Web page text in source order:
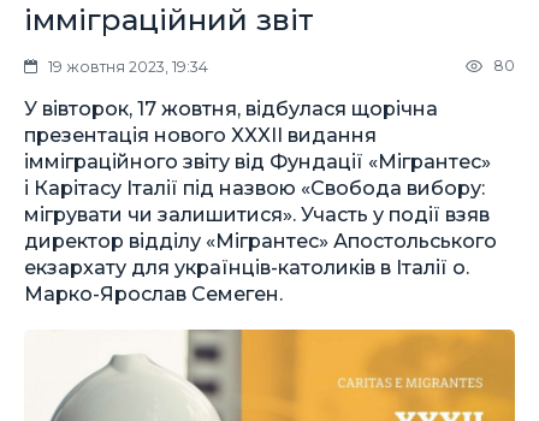
імміграційний звіт
19 жовтня 2023, 19:34 80
У вівторок, 17 жовтня, відбулася щорічна
презентація нового XXXII видання
імміграційного звіту від Фундації «Мігрантес»
і Карітасу Італії під назвою «Свобода вибору:
мігрувати чи залишитися». Участь у події взяв
директор відділу «Мігрантес» Апостольського
екзархату для українців-католиків в Італії о.
Марко-Ярослав Семеген.